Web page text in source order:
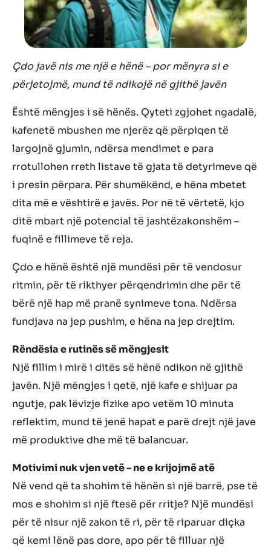
Çdo javë nis me një e hënë – por mënyra si e
përjetojmë, mund të ndikojë në gjithë javën
Është mëngjes i së hënës. Qyteti zgjohet ngadalë,
kafenetë mbushen me njerëz që përpiqen të
largojnë gjumin, ndërsa mendimet e para
rrotullohen rreth listave të gjata të detyrimeve që
i presin përpara. Për shumëkënd, e hëna mbetet
dita më e vështirë e javës. Por në të vërtetë, kjo
ditë mbart një potencial të jashtëzakonshëm –
fuqinë e fillimeve të reja.
Çdo e hënë është një mundësi për të vendosur
ritmin, për të rikthyer përqendrimin dhe për të
bërë një hap më pranë synimeve tona. Ndërsa
fundjava na jep pushim, e hëna na jep drejtim.
Rëndësia e rutinës së mëngjesit
Një fillim i mirë i ditës së hënë ndikon në gjithë
javën. Një mëngjes i qetë, një kafe e shijuar pa
ngutje, pak lëvizje fizike apo vetëm 10 minuta
reflektim, mund të jenë hapat e parë drejt një jave
më produktive dhe më të balancuar.
Motivimi nuk vjen vetë – ne e krijojmë atë
Në vend që ta shohim të hënën si një barrë, pse të
mos e shohim si një ftesë për rritje? Një mundësi
për të nisur një zakon të ri, për të riparuar diçka
që kemi lënë pas dore, apo për të filluar një